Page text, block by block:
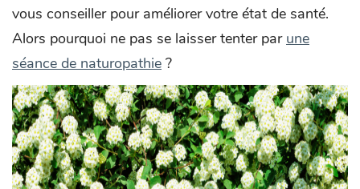
vous conseiller pour améliorer votre état de santé.
Alors pourquoi ne pas se laisser tenter par une
séance de naturopathie ?